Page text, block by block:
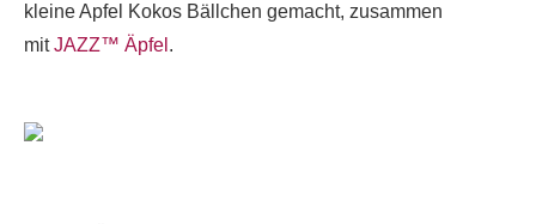
kleine Apfel Kokos Bällchen gemacht, zusammen
mitJAZZ™ Äpfel .